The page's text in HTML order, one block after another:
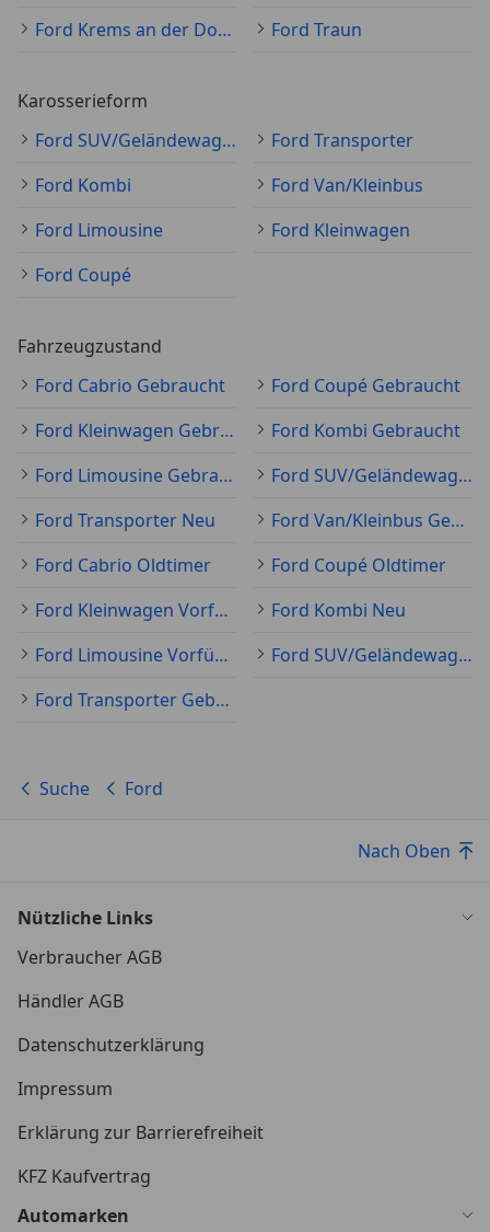
Ford Krems an der Donau
Ford Traun
Karosserieform
Ford SUV/Geländewagen/Pickup
Ford Transporter
Ford Kombi
Ford Van/Kleinbus
Ford Limousine
Ford Kleinwagen
Ford Coupé
Fahrzeugzustand
Ford Cabrio Gebraucht
Ford Coupé Gebraucht
Ford Kleinwagen Gebraucht
Ford Kombi Gebraucht
Ford Limousine Gebraucht
Ford SUV/Geländewagen/Pickup Gebraucht
Ford Transporter Neu
Ford Van/Kleinbus Gebraucht
Ford Cabrio Oldtimer
Ford Coupé Oldtimer
Ford Kleinwagen Vorführfahrzeug
Ford Kombi Neu
Ford Limousine Vorführfahrzeug
Ford SUV/Geländewagen/Pickup Neu
Ford Transporter Gebraucht
Suche Ford
Nach Oben
Nützliche Links
Verbraucher AGB
Händler AGB
Datenschutzerklärung
Impressum
Erklärung zur Barrierefreiheit
KFZ Kaufvertrag
Automarken